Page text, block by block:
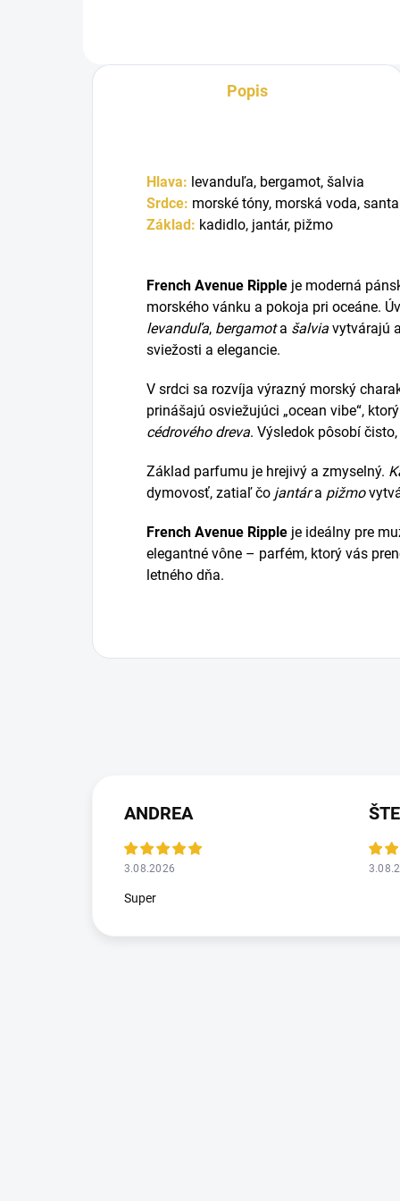
Popis
Hlava: levanduľa, bergamot, šalvia
Srdce: morské tóny, morská voda, s
Základ: kadidlo, jantár, pižmo
French Avenue Ripple je moderná
morského vánku a pokoja pri oceáne.
levanduľa, bergamota šalvia vytvárajú
sviežosti a elegancie.
V srdci sa rozvíja výrazný morský
prinášajú osviežujúci „ocean vibe“,
cédrového dreva. Výsledok pôsobí
Základ parfumu je hrejivý a zmyselný.
dymovosť, zatiaľ čo jantára pižmo
French Avenue Ripple je ideálny pre
elegantné vône – parfém, ktorý vás
letného dňa.
ANDREA
3.08.2026
Super